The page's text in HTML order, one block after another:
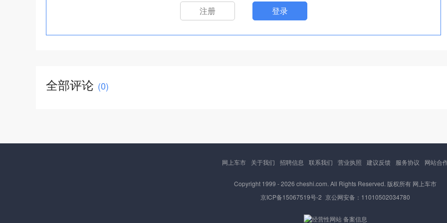
注册 登录
全部评论 (0)
网上车市 关于我们 招聘信息 联系我们 营业执照 建议反馈 服务协议 网站合
Copyright 1999 -2026 cheshi.com. All Rights Reserved. 版权所有 网上车市
京ICP备15067519号-2 京公网安备：11010502034780